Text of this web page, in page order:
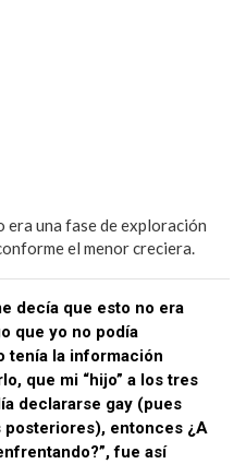
era una fase de exploración
el menor creciera.
decía que esto no era
que yo no podía
tenía la información
que mi “hijo” a los tres
declararse gay (pues
posteriores), entonces ¿A
fue así